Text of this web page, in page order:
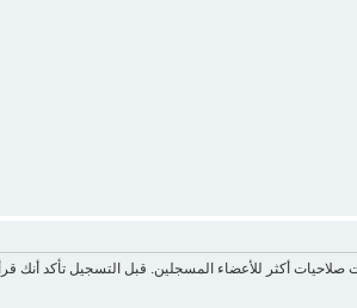
أكثر للأعضاء المسجلين. قبل التسجيل تأكد أنك